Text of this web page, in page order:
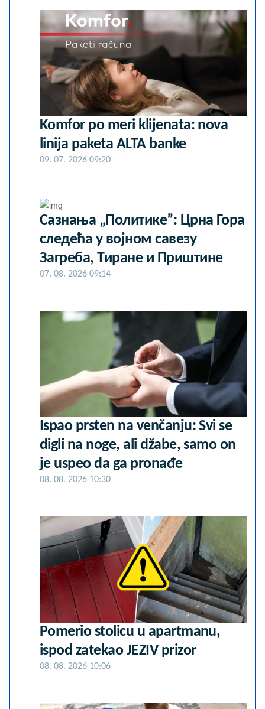
Komfor po meri klijenata: nova
linija paketa ALTA banke
09. 07. 2026 09:20
Сазнања „Политике”: Црна Гора
следећа у војном савезу
Загреба, Тиране и Приштине
07. 08. 2026 09:14
Ispao prsten na venčanju: Svi se
digli na noge, ali džabe, samo on
je uspeo da ga pronađe
08. 08. 2026 10:30
Pomerio stolicu u apartmanu,
ispod zatekao JEZIV prizor
08. 08. 2026 10:06